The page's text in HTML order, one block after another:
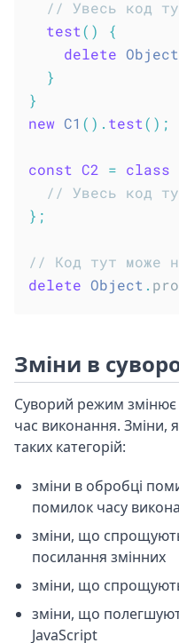
// Увесь код
test( )
{
delete Object
}
}
new C1 ( ) . test( ) ;
const C2 = class
// Увесь код
} ;
// Код тут може
delete Object .
Зміни в
Суворий режим змінює
час виконання. Зміни,
таких категорій:
зміни в обробці
помилок часу
зміни, що
посилання змінних
зміни, що
зміни, що
JavaScript